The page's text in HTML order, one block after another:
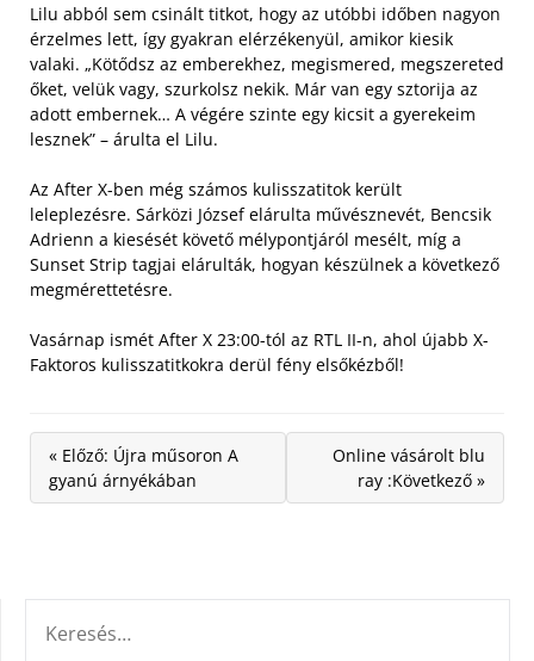
Lilu abból sem csinált titkot, hogy az utóbbi időben nagyon
érzelmes lett, így gyakran elérzékenyül, amikor kiesik
valaki. „Kötődsz az emberekhez, megismered, megszereted
őket, velük vagy, szurkolsz nekik. Már van egy sztorija az
adott embernek… A végére szinte egy kicsit a gyerekeim
lesznek” – árulta el Lilu.
Az After X-ben még számos kulisszatitok került
leleplezésre. Sárközi József elárulta művésznevét, Bencsik
Adrienn a kiesését követő mélypontjáról mesélt, míg a
Sunset Strip tagjai elárulták, hogyan készülnek a következő
megmérettetésre.
Vasárnap ismét After X 23:00-tól az RTL II-n, ahol újabb X-
Faktoros kulisszatitkokra derül fény elsőkézből!
« Előző: Újra műsoron A
gyanú árnyékában
Online vásárolt blu
ray :Következő »